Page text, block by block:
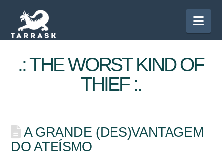
.: THE WORST KIND OF
THIEF :.
A GRANDE (DES)VANTAGEM
DO ATEÍSMO